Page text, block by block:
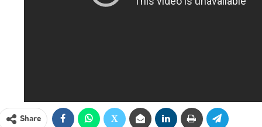
Share